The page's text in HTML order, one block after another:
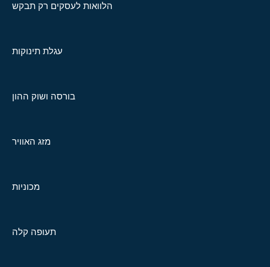
הלוואות לעסקים רק תבקש
עגלת תינוקות
בורסה ושוק ההון
מזג האוויר
מכוניות
תעופה קלה